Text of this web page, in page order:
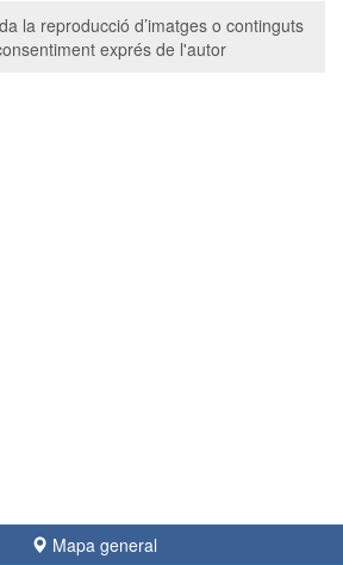
Mapa general
la reproducció d’imatges o continguts
exprés de l'autor